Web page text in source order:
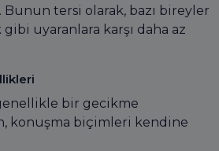
tersi olarak, bazı bireyler
gibi uyaranlara karşı daha az
bir gecikme
konuşma biçimleri kendine